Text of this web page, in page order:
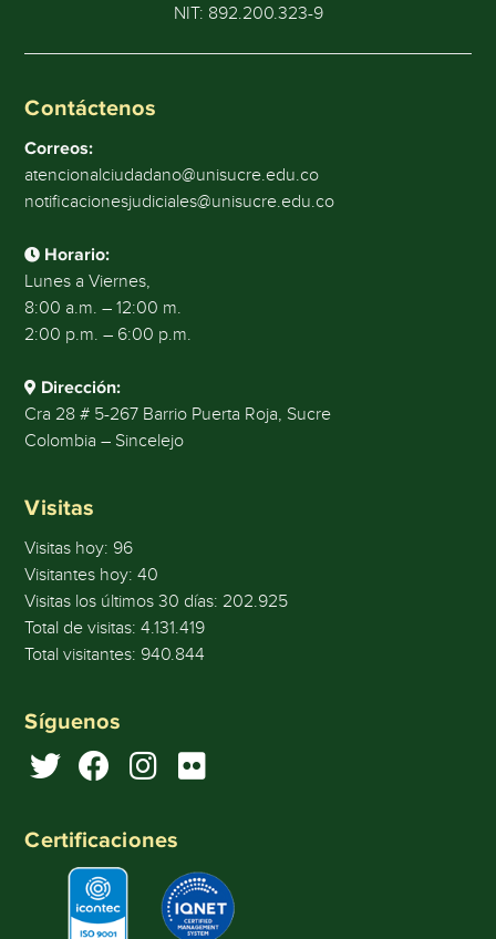
NIT: 892.200.323-9
Contáctenos
Correos:
atencionalciudadano@unisucre.edu.co
notificacionesjudiciales@unisucre.edu.co
Horario:
Lunes a Viernes,
8:00 a.m. – 12:00 m.
2:00 p.m. – 6:00 p.m.
Dirección:
Cra 28 # 5-267 Barrio Puerta Roja, Sucre
Colombia – Sincelejo
Visitas
Visitas hoy: 96
Visitantes hoy:40
Visitas los últimos 30 días: 202.925
Total de visitas:4.131.419
Total visitantes: 940.844
Síguenos
Certificaciones